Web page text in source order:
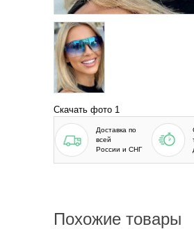
Скачать фото 1
Доставка по
всей
России и СНГ
Похожие товары